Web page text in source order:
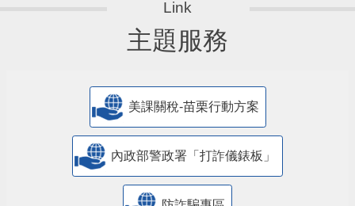
主題服務
美課關稅-苗栗行動方案
內政部警政署「打詐儀錶板」